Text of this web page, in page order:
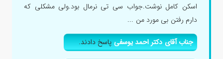
اسکن کامل نوشت.جواب سی تی نرمال بود.ولی مشکلی که
دارم رفتن بی مورد من ...
جناب آقای دکتر احمد یوسفیپاسخ دادند.